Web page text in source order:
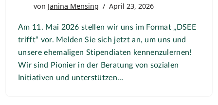
von Janina Mensing April 23, 2026
Am 11. Mai 2026 stellen wir uns im Format „DSEE
trifft“ vor. Melden Sie sich jetzt an, um uns und
unsere ehemaligen Stipendiaten kennenzulernen!
Wir sind Pionier in der Beratung von sozialen
Initiativen und unterstützen…